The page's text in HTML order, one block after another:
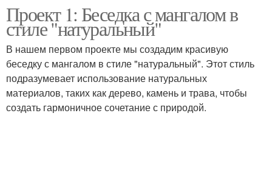
Проект 1: Беседка с мангалом в
стиле "натуральный"
В нашем первом проекте мы создадим красивую
беседку с мангалом в стиле "натуральный". Этот стиль
подразумевает использование натуральных
материалов, таких как дерево, камень и трава, чтобы
создать гармоничное сочетание с природой.